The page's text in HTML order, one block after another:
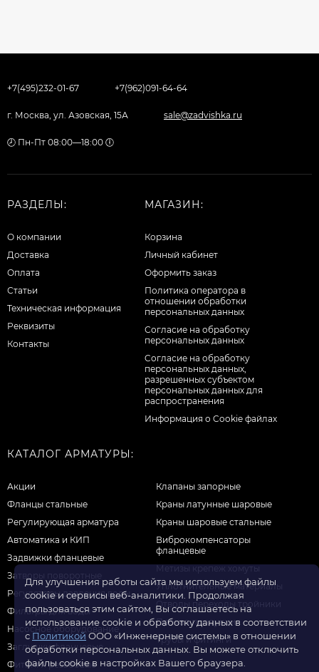
+7(495)232-01-67 +7(962)091-64-64
г. Москва, ул. Азовская, 15А sale@zadvishka.ru
🕗 Пн-Пт 08:00—18:00 🕕
РАЗДЕЛЫ:
О компании
Доставка
Оплата
Статьи
Техническая информация
Реквизиты
Контакты
МАГАЗИН:
Корзина
Личный кабинет
Оформить заказ
Политика оператора в
отношении обработки
персональных данных
Согласие на обработку
персональных данных
Cогласие на обработку
персональных данных,
разрешенных субъектом
персональных данных для
распространения
Информация о Cookie файлах
КАТАЛОГ АРМАТУРЫ:
Акции
Фланцы стальные
Регулирующая арматура
Автоматика и КИП
Задвижки фланцевые
Затворы поворотные
Регуляторы давления воды
Фильтры для воды
Насосное оборудование
Заглушки фланцевые
Фитинги резьбовые
Клапаны запорные
Краны латунные шаровые
Краны шаровые стальные
Виброкомпенсаторы
фланцевые
Метизы крепеж хомуты
Уплотнительные материалы
Отводы переходы тройники
Прочая продукция
Трубы и фитинги
Для улучшения работы сайта мы используем файлы
cookie и сервисы веб-аналитики. Продолжая
пользоваться этим сайтом, Вы соглашаетесь на
использование cookie и обработку данных в соответствии
с Политикой ООО «Инженерные системы» в отношении
обработки персональных данных. Вы можете отключить
файлы cookie в настройках Вашего браузера.